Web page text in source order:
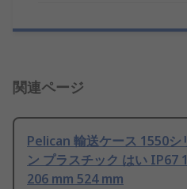
関連ページ
Pelican 輸送ケース 1550シ
ン プラスチック はい IP67
206 mm 524 mm